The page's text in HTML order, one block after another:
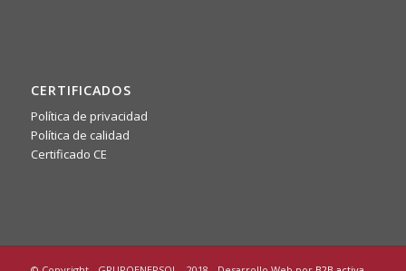
CERTIFICADOS
Política de privacidad
Política de calidad
Certificado CE